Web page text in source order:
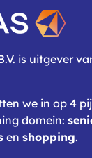
is uitgever
we in op 4
domein:
en shopping.